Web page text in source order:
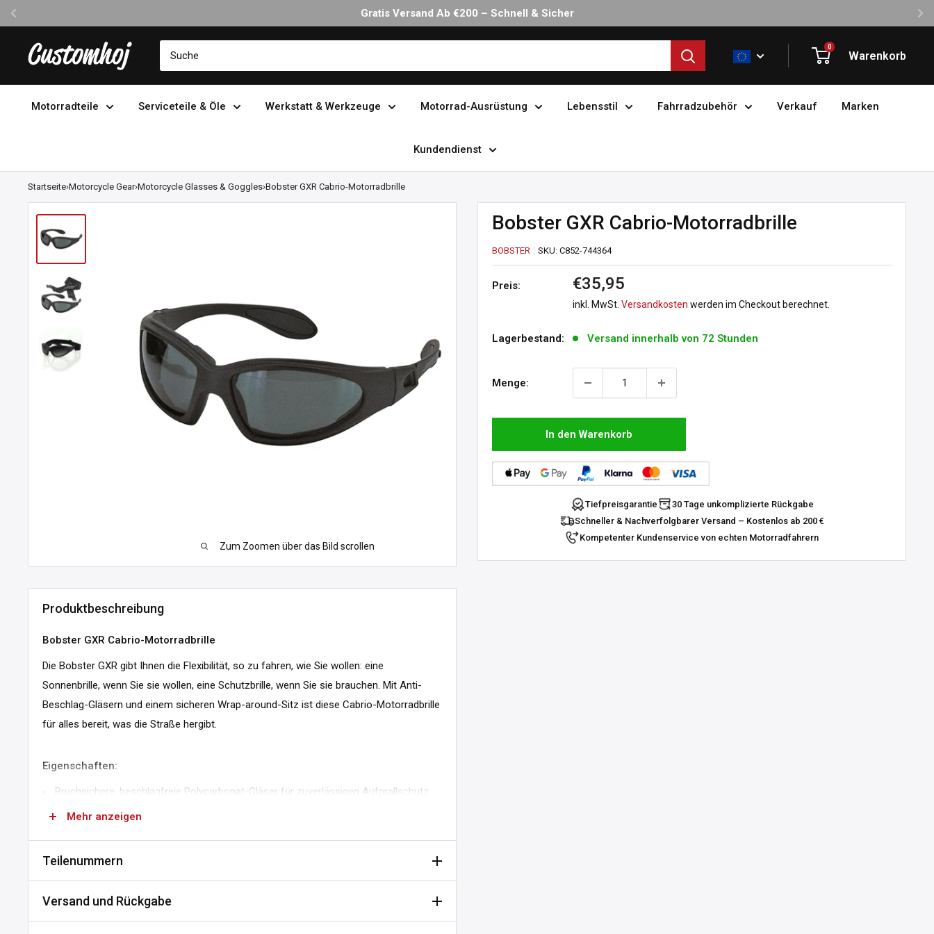
Gratis Versand Ab €200 – Schnell & Sicher
Customhoj 0
Warenkorb
Motorradteile Serviceteile & Öle Werkstatt & Werkzeuge Motorrad-Ausrüstung Lebensstil Fahrradzubehör Verkauf Marken
Kundendienst
Startseite›Motorcycle Gear›Motorcycle Glasses & Goggles›Bobster GXR Cabrio-Motorradbrille
Zum Zoomen über das Bild scrollen
Bobster GXR Cabrio-Motorradbrille
BOBSTER SKU: C852-744364
Preis: Sonderpreis
€35,95
inkl. MwSt. Versandkosten werden im Checkout berechnet.
Lagerbestand: Versand innerhalb von 72 Stunden
Menge:
In den Warenkorb
Tiefpreisgarantie
30 Tage unkomplizierte Rückgabe
Schneller & Nachverfolgbarer Versand – Kostenlos ab 200 €
Kompetenter Kundenservice von echten Motorradfahrern
Produktbeschreibung
Bobster GXR Cabrio-Motorradbrille
Die Bobster GXR gibt Ihnen die Flexibilität, so zu fahren, wie Sie wollen: eine
Sonnenbrille, wenn Sie sie wollen, eine Schutzbrille, wenn Sie sie brauchen. Mit Anti-
Beschlag-Gläsern und einem sicheren Wrap-around-Sitz ist diese Cabrio-Motorradbrille
für alles bereit, was die Straße hergibt.
Eigenschaften:
Bruchsichere, beschlagfreie Polycarbonat-Gläser für zuverlässigen Aufprallschutz
100% UV-Schutz für sicheres Fahren in der Sonne
Cabrio-Design mit abnehmbarem Band
Rundum-Polycarbonat-Rahmen für bequemen, ganztägigen Tragekomfort
Geschlossenzelliger Schaumstoff passt sich an Ihr Gesicht an und verbessert die
Luftzirkulation
Mehr anzeigen
Teilenummern
DPN:744364
Versand und Rückgabe